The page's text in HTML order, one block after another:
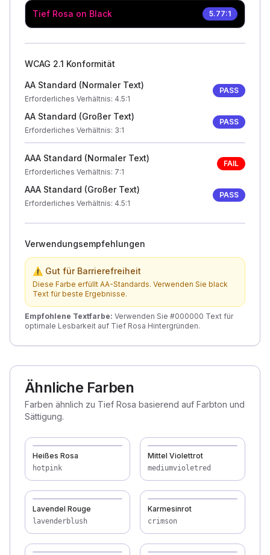
Tief Rosa on Black 5.77:1
WCAG 2.1 Konformität
AA Standard (Normaler Text)
Erforderliches Verhältnis: 4.5:1
PASS
AA Standard (Großer Text)
Erforderliches Verhältnis: 3:1
PASS
AAA Standard (Normaler Text)
Erforderliches Verhältnis: 7:1
FAIL
AAA Standard (Großer Text)
Erforderliches Verhältnis: 4.5:1
PASS
Verwendungsempfehlungen
⚠ Gut für Barrierefreiheit
Diese Farbe erfüllt AA-Standards. Verwenden Sie black
Text für beste Ergebnisse.
Empfohlene Textfarbe: Verwenden Sie #000000 Text für
optimale Lesbarkeit auf Tief Rosa Hintergründen.
Ähnliche Farben
Farben ähnlich zu Tief Rosa basierend auf Farbton und
Sättigung.
Heißes Rosa
hotpink
Mittel Violettrot
mediumvioletred
Lavendel Rouge
lavenderblush
Karmesinrot
crimson